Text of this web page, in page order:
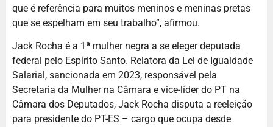
que é referência para muitos meninos e meninas pretas
que se espelham em seu trabalho”, afirmou.
Jack Rocha é a 1ª mulher negra a se eleger deputada
federal pelo Espírito Santo. Relatora da Lei de Igualdade
Salarial, sancionada em 2023, responsável pela
Secretaria da Mulher na Câmara e vice-líder do PT na
Câmara dos Deputados, Jack Rocha disputa a reeleição
para presidente do PT-ES – cargo que ocupa desde